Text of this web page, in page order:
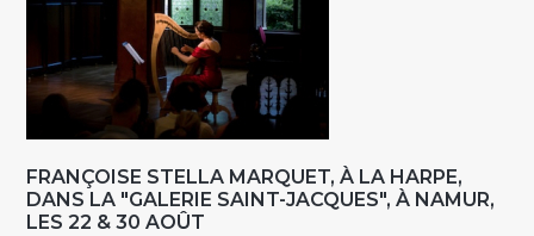
FRANÇOISE STELLA MARQUET, À LA HARPE,
DANS LA "GALERIE SAINT-JACQUES", À NAMUR,
LES 22 & 30 AOÛT